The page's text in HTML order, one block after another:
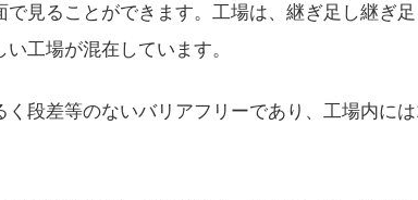
見ることができます。工場は、継ぎ足し継ぎ足
工場が混在しています。
段差等のないバリアフリーであり、工場内に